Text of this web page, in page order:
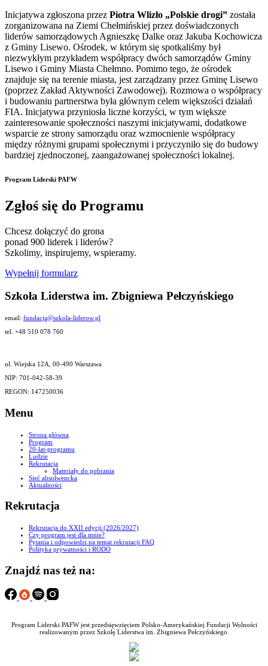
Inicjatywa zgłoszona przez Piotra Wlizło „Polskie drogi” została
zorganizowana na Ziemi Chełmińskiej przez doświadczonych
liderów samorządowych Agnieszkę Dalke oraz Jakuba Kochowicza
z Gminy Lisewo. Ośrodek, w którym się spotkaliśmy był
niezwykłym przykładem współpracy dwóch samorządów Gminy
Lisewo i Gminy Miasta Chełmno. Pomimo tego, że ośrodek
znajduje się na terenie miasta, jest zarządzany przez Gminę Lisewo
(poprzez Zakład Aktywności Zawodowej). Rozmowa o współpracy
i budowaniu partnerstwa była głównym celem większości działań
FIA. Inicjatywa przyniosła liczne korzyści, w tym większe
zainteresowanie społeczności naszymi inicjatywami, dodatkowe
wsparcie ze strony samorządu oraz wzmocnienie współpracy
między różnymi grupami społecznymi i przyczyniło się do budowy
bardziej zjednoczonej, zaangażowanej społeczności lokalnej.
Program Liderski PAFW
Zgłoś się do Programu
Chcesz dołączyć do grona
ponad 900 liderek i liderów?
Szkolimy, inspirujemy, wspieramy.
Wypełnij formularz
Szkoła Liderstwa im. Zbigniewa Pełczyńskiego
email: fundacja@szkola-liderow.pl
tel. +48 510 078 760
ul. Wiejska 12A, 00-490 Warszawa
NIP: 701-042-58-39
REGON: 147250036
Menu
Strona główna
Program
20-lat-programu
Ludzie
Rekrutacja
Materiały do pobrania
Sieć absolwencka
Aktualności
Rekrutacja
Rekrutacja do XXII edycji (2026/2027)
Czy program jest dla mnie?
Pytania i odpowiedzi na temat rekrutacji FAQ
Polityka prywatności i RODO
Znajdź nas też na:
Program Liderski PAFW jest przedsięwzięciem Polsko-Amerykańskiej Fundacji Wolności
realizowanym przez Szkołę Liderstwa im. Zbigniewa Pełczyńskiego.